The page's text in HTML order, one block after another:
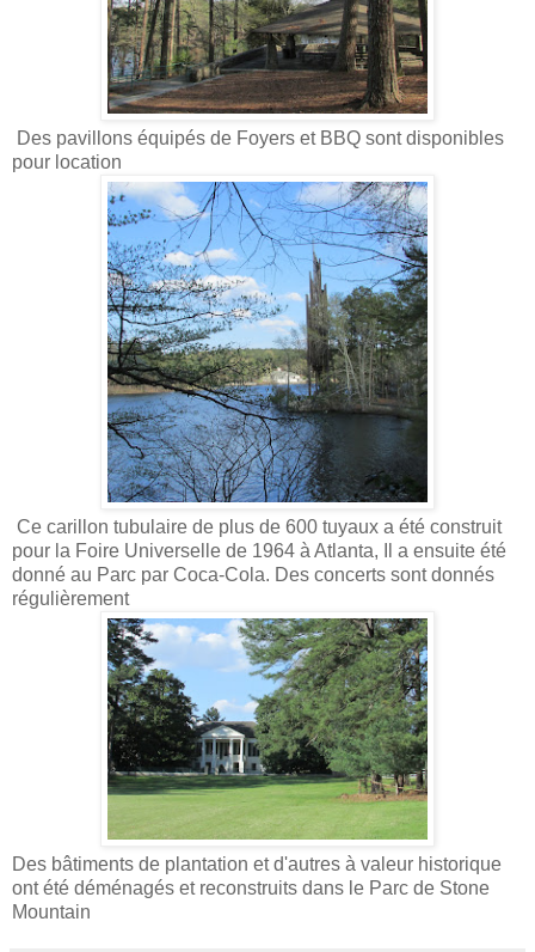
Des pavillons équipés de Foyers et BBQ sont disponibles
pour location
Ce carillon tubulaire de plus de 600 tuyaux a été construit
pour la Foire Universelle de 1964 à Atlanta, Il a ensuite été
donné au Parc par Coca-Cola. Des concerts sont donnés
régulièrement
Des bâtiments de plantation et d'autres à valeur historique
ont été déménagés et reconstruits dans le Parc de Stone
Mountain